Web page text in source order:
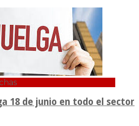
18 de junio en todo el sector